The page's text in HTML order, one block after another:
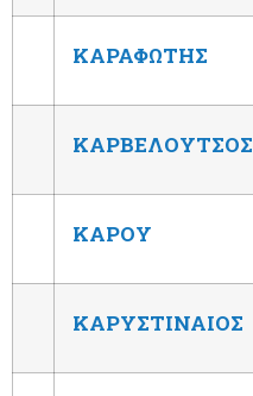
ΚΑΡΑΦΩΤΗΣ
ΚΑΡΒΕΛΟΥΤΣΟΣ
ΚΑΡΟΥ
ΚΑΡΥΣΤΙΝΑΙΟΣ